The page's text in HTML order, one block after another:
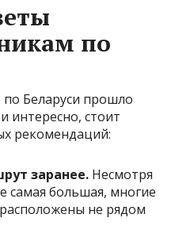
по
Беларуси прошло
интересно, стоит
рекомендаций:
заранее. Несмотря
самая большая, многие
не рядом